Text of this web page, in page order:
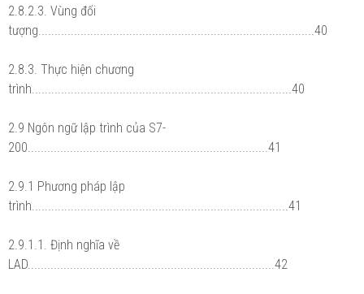
2.8.2.3. Vùng đối
tượng.....................................................................................40
2.8.3. Thực hiện chương
trình................................................................................40
2.9 Ngôn ngữ lập trình của S7-
200..........................................................................41
2.9.1 Phương pháp lập
trình...............................................................................41
2.9.1.1. Định nghĩa về
LAD............................................................................42